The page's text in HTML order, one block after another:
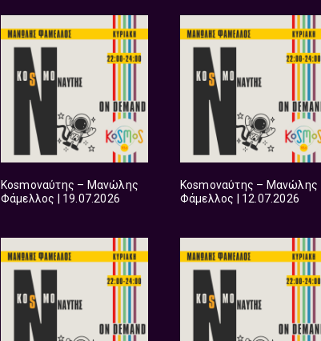
Kosmoναύτης – Μανώλης
Φάμελλος | 19.07.2026
Kosmoναύτης – Μανώλης
Φάμελλος | 12.07.2026